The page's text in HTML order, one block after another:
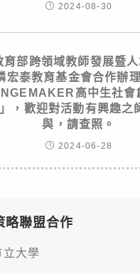
2024-08-30
育部跨領域教師發展暨
宏泰教育基金會合作辦
高中生社會
，歡迎對活動有興趣之
與，請查照。
2024-06-28
略聯盟合作
立大學